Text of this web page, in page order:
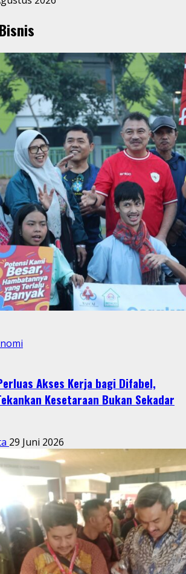
Akses Kerja bagi Difabel,
Kesetaraan Bukan Sekadar
29 Juni 2026